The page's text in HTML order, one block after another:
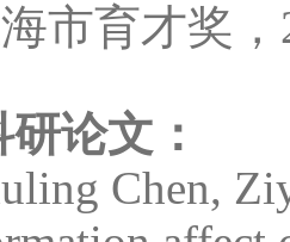
海市育才奖，
论文：
Chen,